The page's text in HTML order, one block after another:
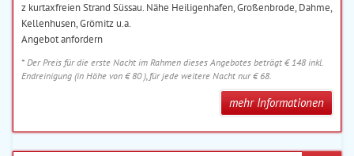
z kurtaxfreien Strand Süssau. Nähe Heiligenhafen, Großenbrode, Dahme,
Kellenhusen, Grömitz u.a.
Angebot anfordern
* Der Preis für die erste Nacht im Rahmen dieses Angebotes beträgt € 148 inkl.
Endreinigung (in Höhe von € 80 ), für jede weitere Nacht nur € 68.
mehr Informationen